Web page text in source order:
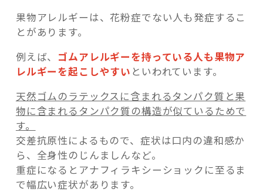
果物アレルギーは、花粉症でない人も発症するこ
とがあります。
例えば、 ゴムアレルギーを持っている人も果物ア
レルギーを起こしやすい といわれています。
天然ゴムのラテックスに含まれるタンパク質と果
物に含まれるタンパク質の構造が似ているためで
す。
交差抗原性によるもので、 症状は口内の違和感か
ら、全身性のじんましんなど。
重症になるとアナフィラキシーショックに至るま
で幅広い症状があります。